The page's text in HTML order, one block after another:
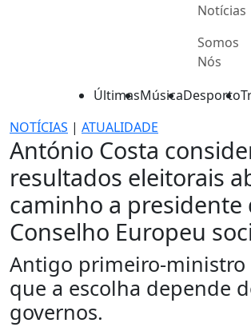
Notícias
Somos
Nós
ÚltimasMúsicaDesporto
NOTÍCIAS | ATUALIDADE
António Costa
resultados eleitorais
caminho a presidente
Conselho Europeu
Antigo primeiro-ministro
que a escolha depende
governos.